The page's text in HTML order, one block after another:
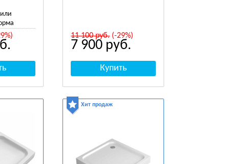
11 100руб.(-29%)
7 900 руб.
Хит продаж